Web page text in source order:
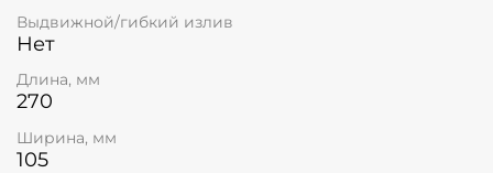
Выдвижной/гибкий излив
Нет
Длина, мм
270
Ширина, мм
105